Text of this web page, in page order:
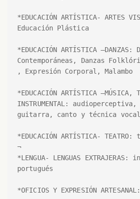
*EDUCACIÓN ARTÍSTICA- ARTES
Educación Plástica
*EDUCACIÓN ARTÍSTICA –DANZAS:
Contemporáneas, Danzas
, Expresión Corporal, Malambo
*EDUCACIÓN ARTÍSTICA –MÚSICA,
INSTRUMENTAL:
guitarra, canto y técnica vocal
*EDUCACIÓN ARTÍSTICA-
¬
*LENGUA- LENGUAS
portugués
*OFICIOS Y EXPRESIÓN